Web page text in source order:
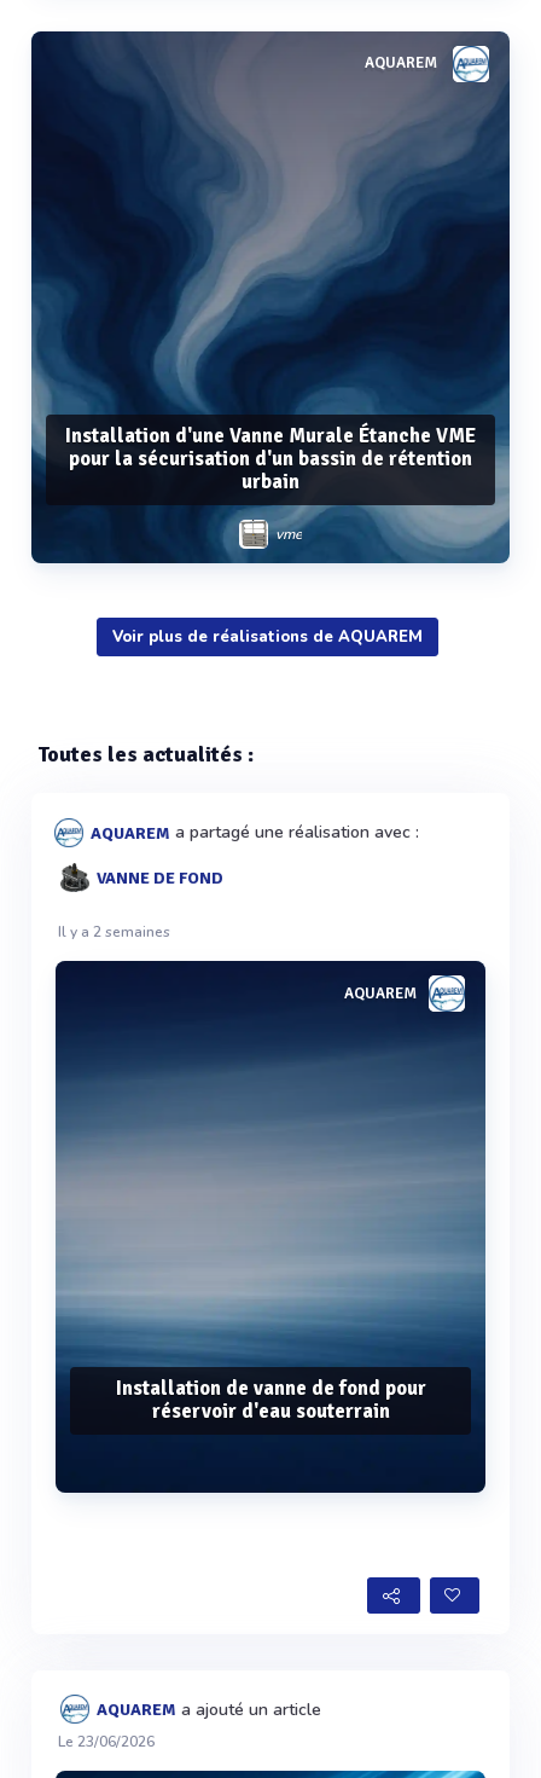
AQUAREM
Installation d'une Vanne Murale Étanche VME
pour la sécurisation d'un bassin de rétention
urbain
vme
Voir plus
Voir plus de réalisations de AQUAREM
Toutes les actualités :
AQUAREM a partagé une réalisation avec :
VANNE DE FOND
Il y a 2 semaines
AQUAREM
Installation de vanne de fond pour
réservoir d'eau souterrain
AQUAREM a ajouté un article
Le 23/06/2026